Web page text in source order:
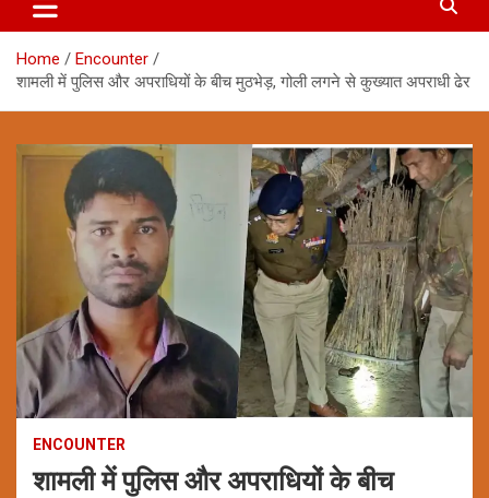
Home
Encounter
शामली में पुलिस और अपराधियों के बीच मुठभेड़, गोली लगने से कुख्यात अपराधी ढेर
ENCOUNTER
शामली में पुलिस और अपराधियों के बीच